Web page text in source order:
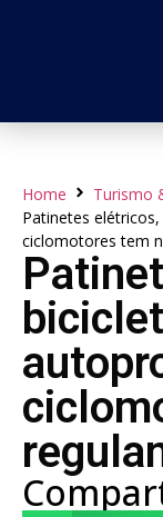
Home
Turismo
Patinetes
ciclomotores tem